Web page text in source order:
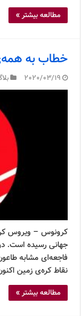
مطالعه بیشتر »
خطاب به
2020/03/19
جهانی رسیده است.
فاجعه‌ای مشابه
نقاط کره‌ی زمین
مطالعه بیشتر »